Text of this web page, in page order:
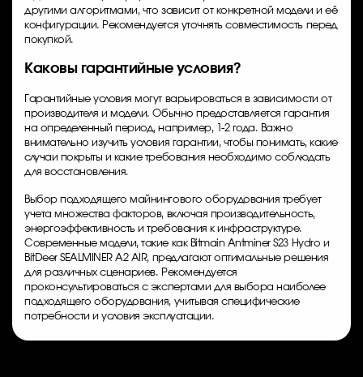
другими алгоритмами, что зависит от конкретной модели и её
конфигурации. Рекомендуется уточнять совместимость перед
покупкой.
Каковы гарантийные условия?
Гарантийные условия могут варьироваться в зависимости от
производителя и модели. Обычно предоставляется гарантия
на определенный период, например, 1-2 года. Важно
внимательно изучить условия гарантии, чтобы понимать, какие
случаи покрыты и какие требования необходимо соблюдать
для восстановления.
Выбор подходящего майнингового оборудования требует
учета множества факторов, включая производительность,
энергоэффективность и требования к инфраструктуре.
Современные модели, такие как Bitmain Antminer S23 Hydro и
BitDeer SEALMINER A2 AIR, предлагают оптимальные решения
для различных сценариев. Рекомендуется
проконсультироваться с экспертами для выбора наиболее
подходящего оборудования, учитывая специфические
потребности и условия эксплуатации.